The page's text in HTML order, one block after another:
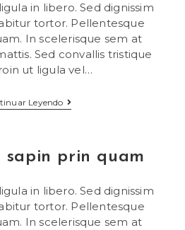
in libero. Sed dignissim
tortor. Pellentesque
In scelerisque sem at
Sed convallis tristique
ut ligula vel…
LeyendoDuis
Sagitis
sapin prin quam
in libero. Sed dignissim
tortor. Pellentesque
In scelerisque sem at